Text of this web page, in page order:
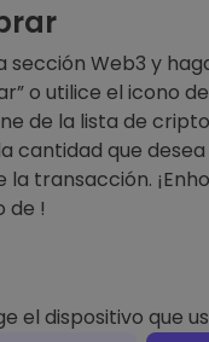
sección Web3 y
o utilice el icono
de la lista de
cantidad que
la transacción.
de !
el dispositivo que